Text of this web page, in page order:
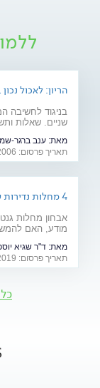
הריון: לאכול
בניגוד לחשיבה
שניים. שאלות
מאת: ענב ברגר-
תאריך פרסום: 12/10/2006
4 מחלות נדירות שניתן למנוע
אבחון מחלות
מודע, האם
(28.2)מאת: ד"ר שגיא
תאריך פרסום: 28/02/2019